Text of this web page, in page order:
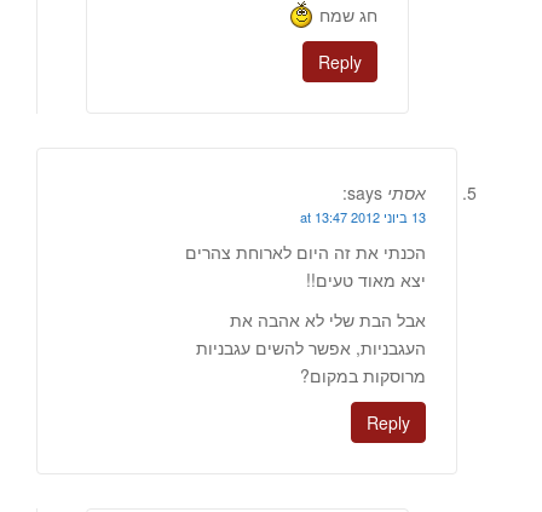
חג שמח
Reply
אסתי says:
13 ביוני 2012 at 13:47
הכנתי את זה היום לארוחת צהרים
יצא מאוד טעים!!
אבל הבת שלי לא אהבה את
העגבניות, אפשר להשים עגבניות
מרוסקות במקום?
Reply